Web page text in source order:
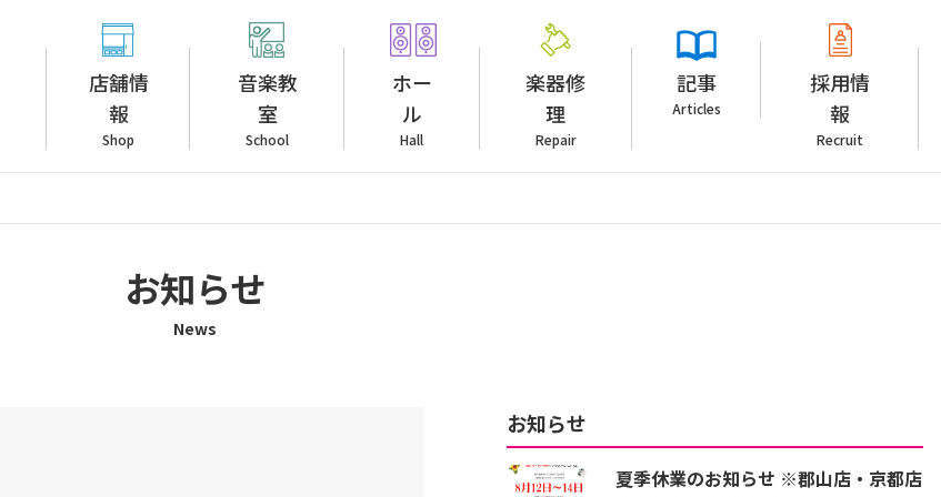
店舗情
報
Shop
音楽教
室
School
ホー
ル
Hall
楽器修
理
Repair
記事
Articles
採用情
報
Recruit
お知らせ
News
お知らせ
夏季休業のお知らせ ※郡山店・京都店